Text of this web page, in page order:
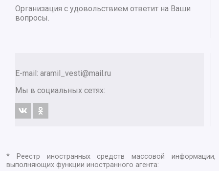
Организация с удовольствием ответит на Ваши
вопросы.
E-mail: aramil_vesti@mail.ru
Мы в социальных сетях:
* Реестр иностранных средств массовой информации,
выполняющих функции иностранного агента: